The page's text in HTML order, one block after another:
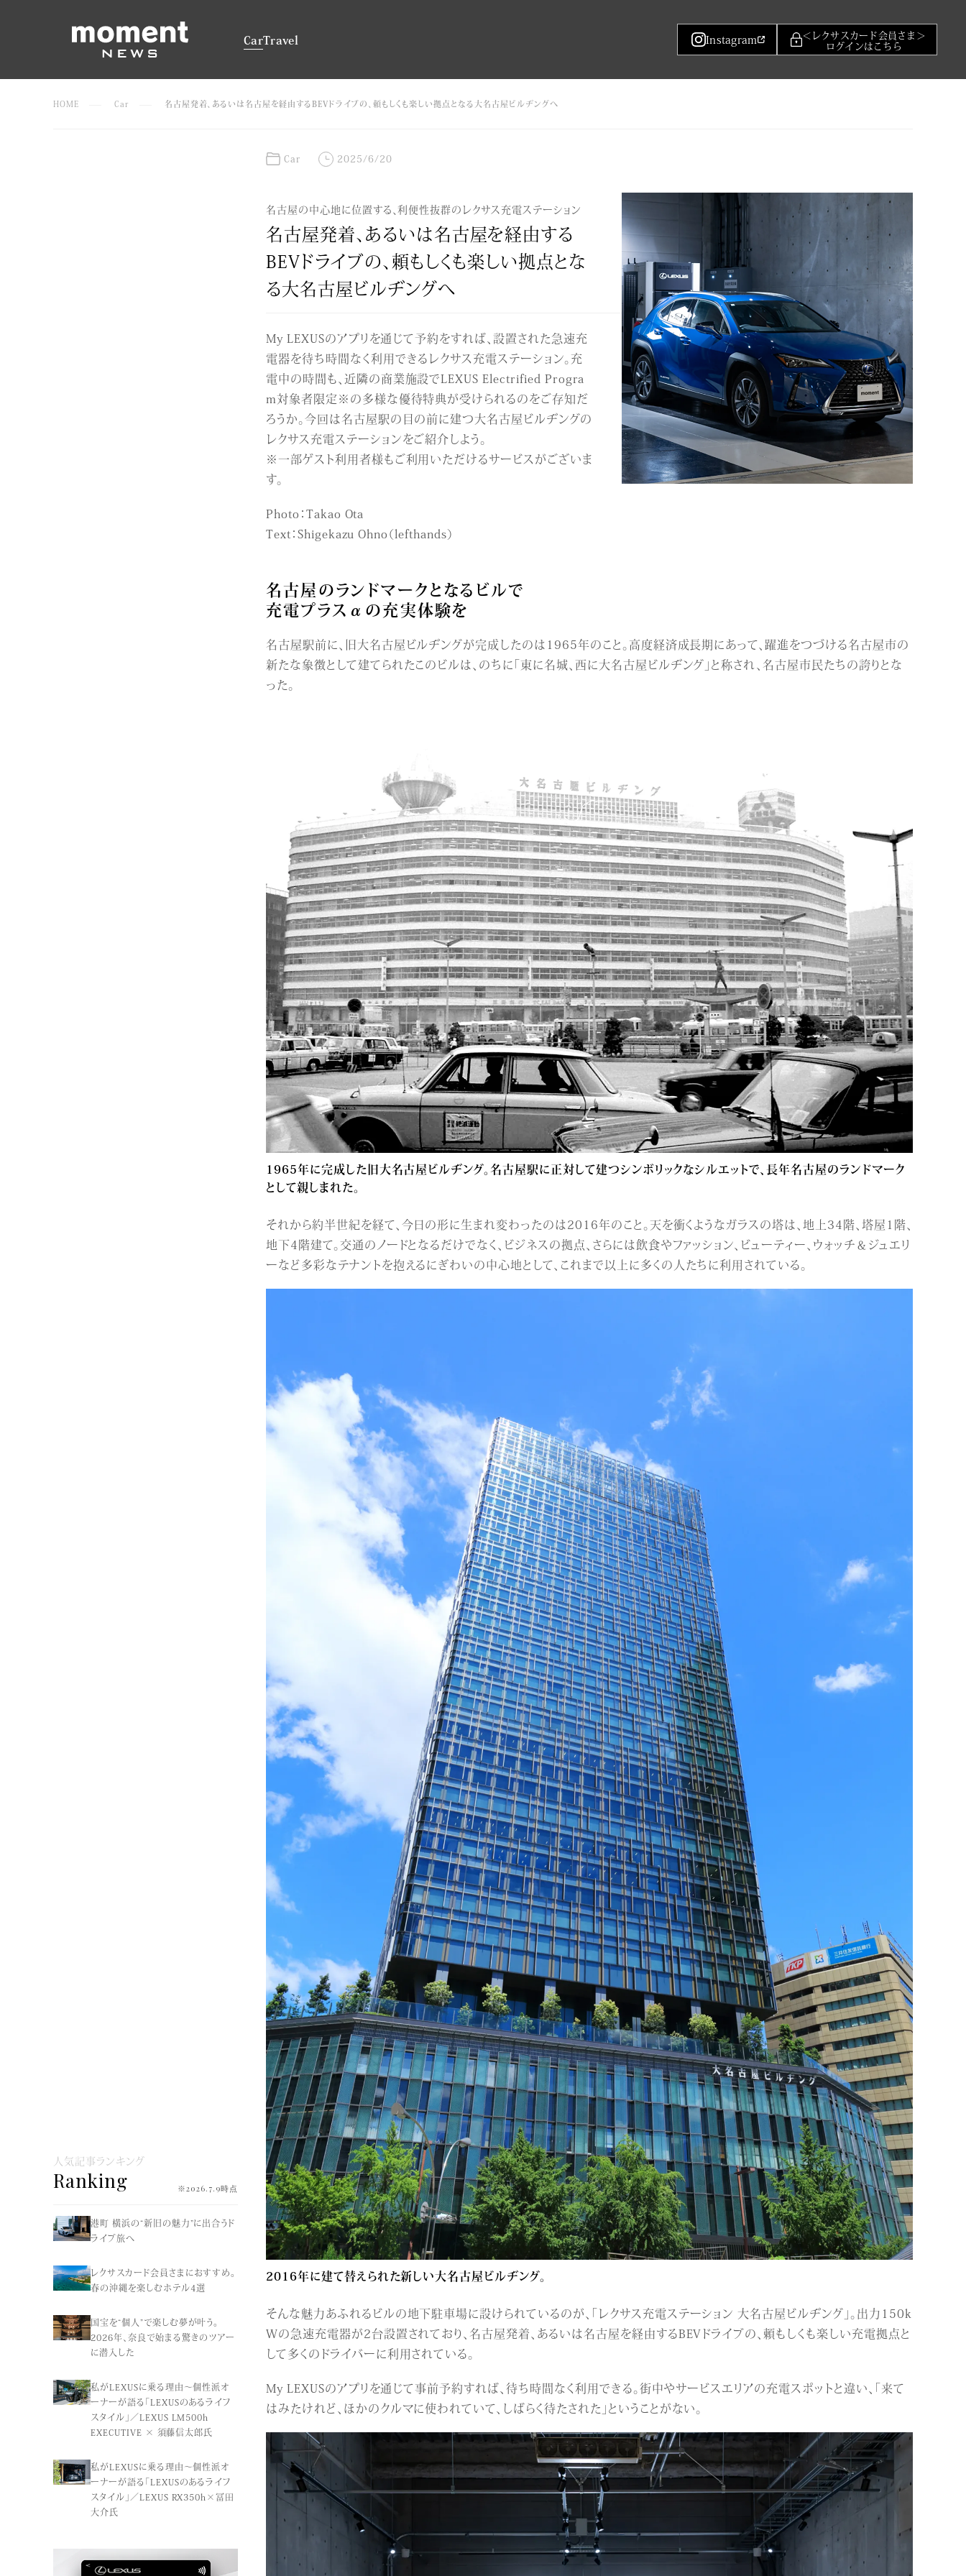
CarTravel Instagram
＜レクサスカード会員さま＞
ログインはこちら
HOME Car 名古屋発着、あるいは名古屋を経由するBEVドライブの、頼もしくも楽しい拠点となる大名古屋ビルヂングへ
人気記事ランキング
Ranking ※2026.7.9時点
港町 横浜の“新旧の魅力”に出合うド
ライブ旅へ
レクサスカード会員さまにおすすめ。
春の沖縄を楽しむホテル4選
国宝を“個人”で楽しむ夢が叶う。
2026年、奈良で始まる驚きのツアー
に潜入した
私がLEXUSに乗る理由〜個性派オ
ーナーが語る「LEXUSのあるライフ
スタイル」／LEXUS LM500h
EXECUTIVE × 須藤信太郎氏
私がLEXUSに乗る理由〜個性派オ
ーナーが語る「LEXUSのあるライフ
スタイル」／LEXUS RX350h×冨田
大介氏
Car 2025/6/20
名古屋の中心地に位置する、利便性抜群のレクサス充電ステーション
名古屋発着、あるいは名古屋を経由する
BEVドライブの、頼もしくも楽しい拠点とな
る大名古屋ビルヂングへ
My LEXUSのアプリを通じて予約をすれば、設置された急速充
電器を待ち時間なく利用できるレクサス充電ステーション。充
電中の時間も、近隣の商業施設でLEXUS Electrified Progra
m対象者限定※の多様な優待特典が受けられるのをご存知だ
ろうか。今回は名古屋駅の目の前に建つ大名古屋ビルヂングの
レクサス充電ステーションをご紹介しよう。
※一部ゲスト利用者様もご利用いただけるサービスがございま
す。
Photo：Takao Ota
Text：Shigekazu Ohno（lefthands）
名古屋のランドマークとなるビルで
充電プラスαの充実体験を
名古屋駅前に、旧大名古屋ビルヂングが完成したのは1965年のこと。高度経済成長期にあって、躍進をつづける名古屋市の
新たな象徴として建てられたこのビルは、のちに「東に名城、西に大名古屋ビルヂング」と称され、名古屋市民たちの誇りとな
った。
1965年に完成した旧大名古屋ビルヂング。名古屋駅に正対して建つシンボリックなシルエットで、長年名古屋のランドマーク
として親しまれた。
それから約半世紀を経て、今日の形に生まれ変わったのは2016年のこと。天を衝くようなガラスの塔は、地上34階、塔屋1階、
地下4階建て。交通のノードとなるだけでなく、ビジネスの拠点、さらには飲食やファッション、ビューティー、ウォッチ＆ジュエリ
ーなど多彩なテナントを抱えるにぎわいの中心地として、これまで以上に多くの人たちに利用されている。
2016年に建て替えられた新しい大名古屋ビルヂング。
そんな魅力あふれるビルの地下駐車場に設けられているのが、「レクサス充電ステーション 大名古屋ビルヂング」。出力150k
Wの急速充電器が2台設置されており、名古屋発着、あるいは名古屋を経由するBEVドライブの、頼もしくも楽しい充電拠点と
して多くのドライバーに利用されている。
My LEXUSのアプリを通じて事前予約すれば、待ち時間なく利用できる。街中やサービスエリアの充電スポットと違い、「来て
はみたけれど、ほかのクルマに使われていて、しばらく待たされた」ということがない。